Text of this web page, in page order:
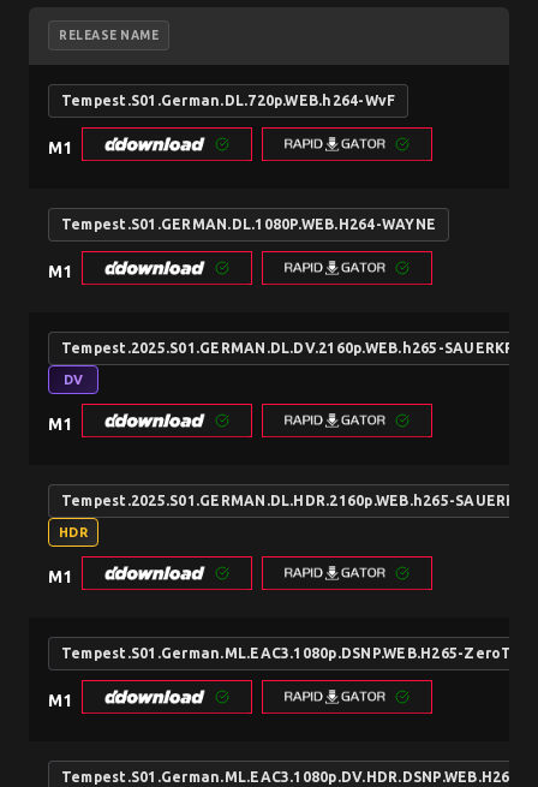
RELEASE NAME
Tempest.S01.German.DL.720p.WEB.h264-WvF
M1
Tempest.S01.GERMAN.DL.1080P.WEB.H264-WAYNE
M1
Tempest.2025.S01.GERMAN.DL.DV.2160p.WEB.h265-
DV
M1
Tempest.2025.S01.GERMAN.DL.HDR.2160p.WEB.h265-
HDR
M1
Tempest.S01.German.ML.EAC3.1080p.DSNP.WEB.H265-ZeroTwo
M1
Tempest.S01.German.ML.EAC3.1080p.DV.HDR.DSNP.WEB.H265-